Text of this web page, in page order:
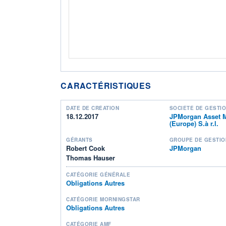
CARACTÉRISTIQUES
DATE DE CRÉATION
18.12.2017
SOCIÉTÉ DE
JPMorgan Asset
(Europe) S.à r.l.
GÉRANTS
Robert Cook
Thomas Hauser
GROUPE DE
JPMorgan
CATÉGORIE GÉNÉRALE
Obligations Autres
CATÉGORIE MORNINGSTAR
Obligations Autres
CATÉGORIE AMF